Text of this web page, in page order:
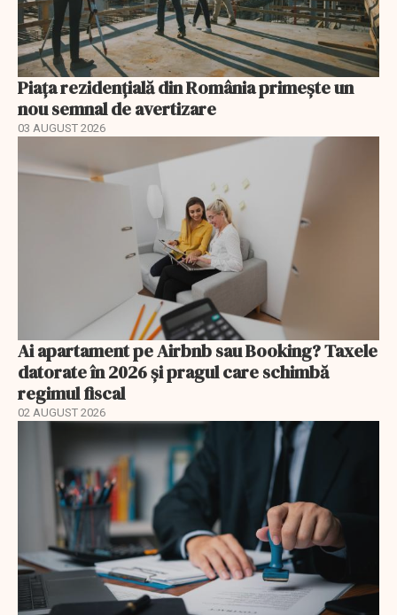
Piața rezidențială din România primește un
nou semnal de avertizare
03 AUGUST 2026
Ai apartament pe Airbnb sau Booking? Taxele
datorate în 2026 și pragul care schimbă
regimul fiscal
02 AUGUST 2026